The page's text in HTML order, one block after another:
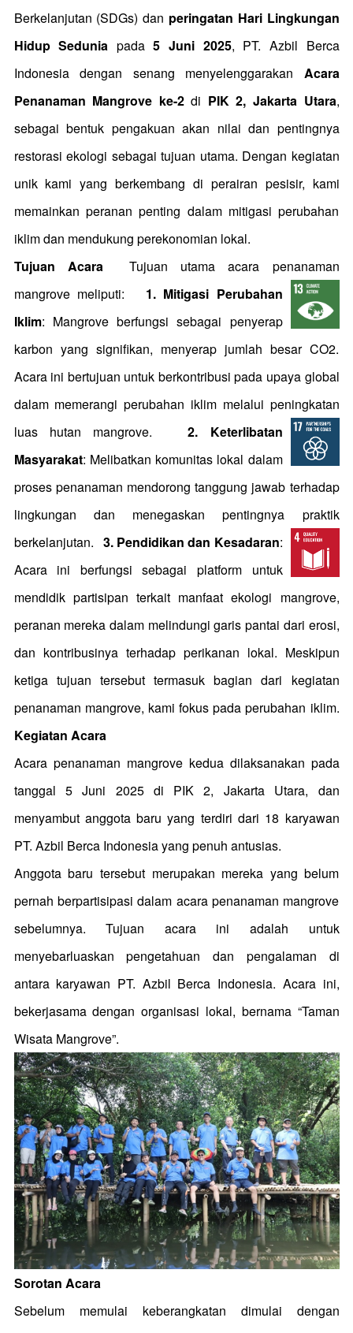
Berkelanjutan (SDGs) dan peringatan Hari Lingkungan
Hidup Sedunia pada5 Juni 2025, PT. Azbil Berca
Indonesia dengan senang menyelenggarakan Acara
Penanaman Mangrove ke-2di PIK 2, Jakarta Utara,
sebagai bentuk pengakuan akan nilai dan pentingnya
restorasi ekologi sebagai tujuan utama. Dengan kegiatan
unik kami yang berkembang di perairan pesisir, kami
memainkan peranan penting dalam mitigasi perubahan
iklim dan mendukung perekonomian lokal.
Tujuan Acara
Tujuan utama acara penanaman
mangrove meliputi:
1. Mitigasi Perubahan
Iklim: Mangrove berfungsi sebagai penyerap
karbon yang signifikan, menyerap jumlah besar CO2.
Acara ini bertujuan untuk berkontribusi pada upaya global
dalam memerangi perubahan iklim melalui peningkatan
luas hutan mangrove.
2. Keterlibatan
Masyarakat: Melibatkan komunitas lokal dalam
proses penanaman mendorong tanggung jawab terhadap
lingkungan dan menegaskan pentingnya praktik
berkelanjutan. 3. Pendidikan dan Kesadaran:
Acara ini berfungsi sebagai platform untuk
mendidik partisipan terkait manfaat ekologi mangrove,
peranan mereka dalam melindungi garis pantai dari erosi,
dan kontribusinya terhadap perikanan lokal. Meskipun
ketiga tujuan tersebut termasuk bagian dari kegiatan
penanaman mangrove, kami fokus pada perubahan iklim.
Kegiatan Acara
Acara penanaman mangrove kedua dilaksanakan pada
tanggal 5 Juni 2025 di PIK 2, Jakarta Utara, dan
menyambut anggota baru yang terdiri dari 18 karyawan
PT. Azbil Berca Indonesia yang penuh antusias.
Anggota baru tersebut merupakan mereka yang belum
pernah berpartisipasi dalam acara penanaman mangrove
sebelumnya. Tujuan acara ini adalah untuk
menyebarluaskan pengetahuan dan pengalaman di
antara karyawan PT. Azbil Berca Indonesia. Acara ini,
bekerjasama dengan organisasi lokal, bernama “Taman
Wisata Mangrove”.
Sorotan Acara
Sebelum memulai keberangkatan dimulai dengan